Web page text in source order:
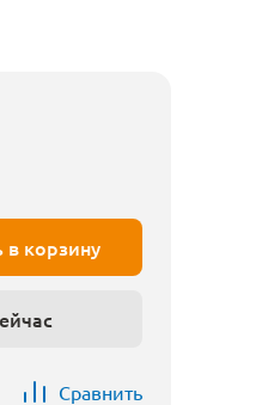
корзину
Сравнить